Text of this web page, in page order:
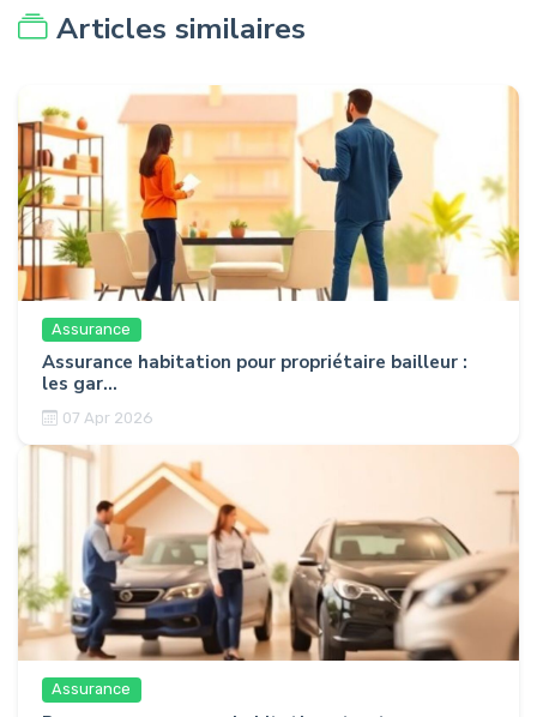
Articles similaires
Assurance
Assurance habitation pour propriétaire bailleur :
les gar...
07 Apr 2026
Assurance